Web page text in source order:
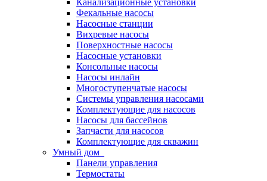
Канализационные установки
Фекальные насосы
Насосные станции
Вихревые насосы
Поверхностные насосы
Насосные установки
Консольные насосы
Насосы инлайн
Многоступенчатые насосы
Системы управления насосами
Комплектующие для насосов
Насосы для бассейнов
Запчасти для насосов
Комплектующие для скважин
Умный дом
Панели управления
Термостаты